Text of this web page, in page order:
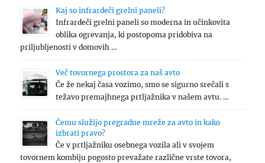
Kaj so infrardeči grelni paneli?
Infrardeči grelni paneli so moderna in učinkovita
oblika ogrevanja, ki postopoma pridobiva na
priljubljenosti v domovih …
Več tovornega prostora za naš avto
Če že nekaj časa vozimo, smo se sigurno srečali s
težavo premajhnega prtljažnika v našem avtu. …
Čemu služijo pregradne mreže za avto in kako
izbrati pravo?
Če v prtljažniku osebnega vozila ali v svojem
tovornem kombiju pogosto prevažate različne vrste tovora,